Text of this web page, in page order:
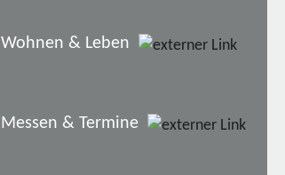
Wohnen & Leben
Messen & Termine